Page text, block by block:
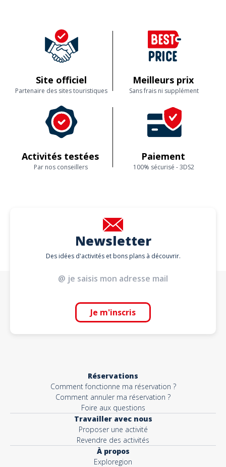
Accueil très agréable, avec une explication détaillée de la production de
champagne. On termine la visite du domaine / explication par une
sympatique dégustation des différents champagne Bourcier et fils (tous
très bon) ! Je recommande cette activité si vous passez dans le coins ça
Lire les avis clients
Site officiel
Partenaire des sites touristiques
Meilleurs prix
Sans frais ni supplément
Activités testées
Par nos conseillers
Paiement
100% sécurisé - 3DS2
Newsletter
Des idées d'activités et bons plans à découvrir.
Je m'inscris
Réservations
Comment fonctionne ma réservation ?
Comment annuler ma réservation ?
Foire aux questions
Travailler avec nous
Proposer une activité
Revendre des activités
À propos
Exploregion